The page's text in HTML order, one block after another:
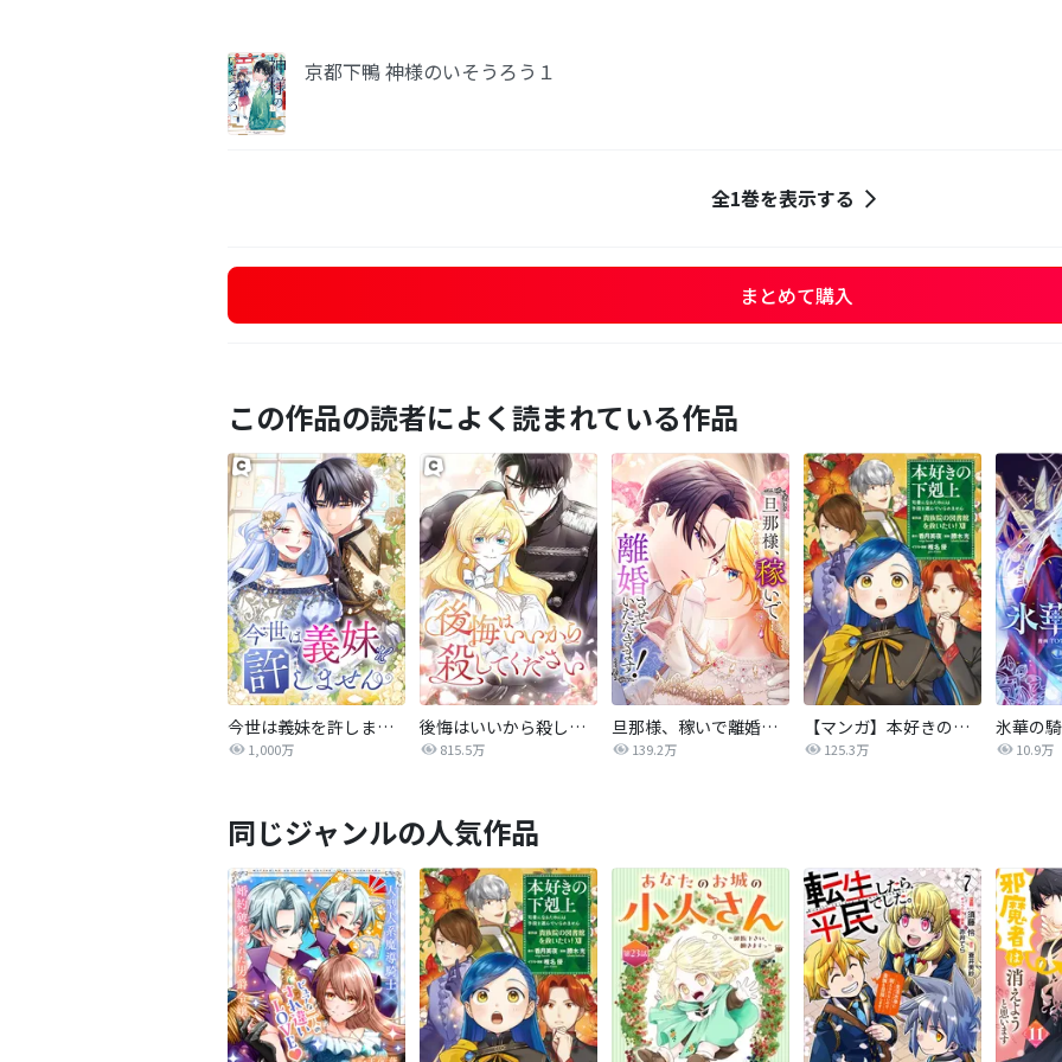
京都下鴨 神様のいそうろう１
全1巻を表示する
まとめて購入
この作品の読者によく読まれている作品
今世は義妹を許しません
1,000万
後悔はいいから殺してください
815.5万
旦那様、稼いで離婚させていただきます！
139.2万
【マンガ】本好きの下剋上 第四部
125.3万 10.9万
同じジャンルの人気作品